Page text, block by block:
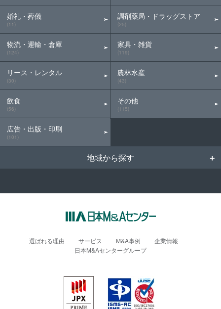
婚礼・葬儀
(11)
物流・運輸・倉庫
(124)
リース・レンタル
(30)
飲食
(56)
広告・出版・印刷
(101)
調剤薬局・ドラッグストア
(25)
家具・雑貨
(119)
農林水産
(43)
その他
(115)
地域から探す
選ばれる理由 サービス M&A事例
企業情報
日本M&Aセンターグループ